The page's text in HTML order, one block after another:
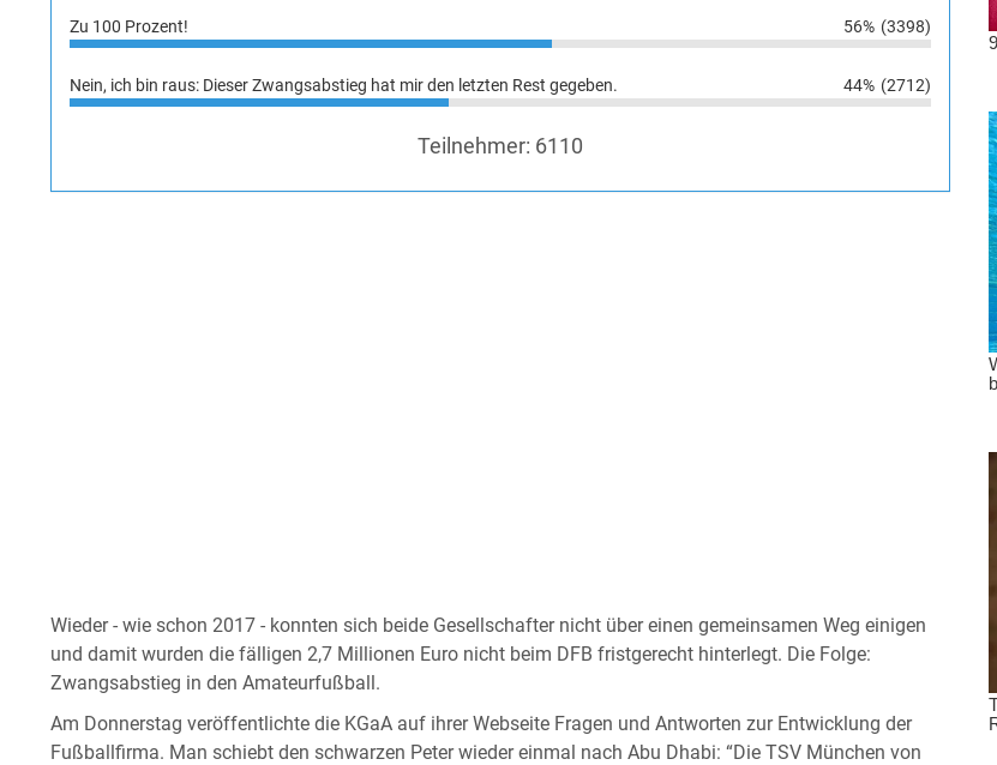
Zu 100 Prozent! 56% (3398)
Nein, ich bin raus: Dieser Zwangsabstieg hat mir den letzten Rest gegeben. 44% (2712)
Teilnehmer: 6110
Wieder - wie schon 2017 - konnten sich beide Gesellschafter nicht über einen gemeinsamen Weg einigen
und damit wurden die fälligen 2,7 Millionen Euro nicht beim DFB fristgerecht hinterlegt. Die Folge:
Zwangsabstieg in den Amateurfußball.
Am Donnerstag veröffentlichte die KGaA auf ihrer Webseite Fragen und Antworten zur Entwicklung der
Fußballfirma. Man schiebt den schwarzen Peter wieder einmal nach Abu Dhabi: “Die TSV München von